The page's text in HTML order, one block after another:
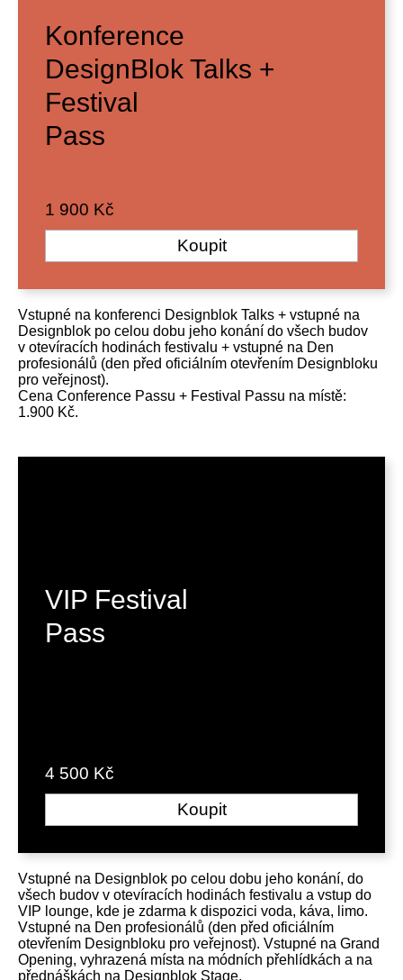
Konference
DesignBlok Talks +
Festival
Pass
1 900 Kč
Koupit
Vstupné na konferenci Designblok Talks + vstupné na
Designblok po celou dobu jeho konání do všech budov
v otevíracích hodinách festivalu + vstupné na Den
profesionálů (den před oficiálním otevřením Designbloku
pro veřejnost).
Cena Conference Passu + Festival Passu na místě:
1.900 Kč.
VIP Festival
Pass
4 500 Kč
Koupit
Vstupné na Designblok po celou dobu jeho konání, do
všech budov v otevíracích hodinách festivalu a vstup do
VIP lounge, kde je zdarma k dispozici voda, káva, limo.
Vstupné na Den profesionálů (den před oficiálním
otevřením Designbloku pro veřejnost). Vstupné na Grand
Opening, vyhrazená místa na módních přehlídkách a na
přednáškách na Designblok Stage.